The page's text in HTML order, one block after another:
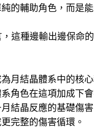
的輔助角色，而是
這種邊輸出邊保命
月結晶體系中的核
系角色在這項加成下
結晶反應的基礎傷
完整的傷害循環。